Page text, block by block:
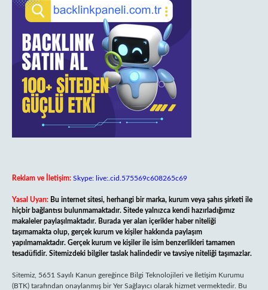
Reklam ve İletişim: Skype: live:.cid.575569c608265c69
Yasal Uyarı: Bu internet sitesi, herhangi bir marka, kurum veya şahıs şirketi ile
hiçbir bağlantısı bulunmamaktadır. Sitede yalnızca kendi hazırladığımız
makaleler paylaşılmaktadır. Burada yer alan içerikler haber niteliği
taşımamakta olup, gerçek kurum ve kişiler hakkında paylaşım
yapılmamaktadır. Gerçek kurum ve kişiler ile isim benzerlikleri tamamen
tesadüfidir. Sitemizdeki bilgiler taslak halindedir ve tavsiye niteliği taşımazlar.
Sitemiz, 5651 Sayılı Kanun gereğince Bilgi Teknolojileri ve İletişim Kurumu
(BTK) tarafından onaylanmış bir Yer Sağlayıcı olarak hizmet vermektedir. Bu